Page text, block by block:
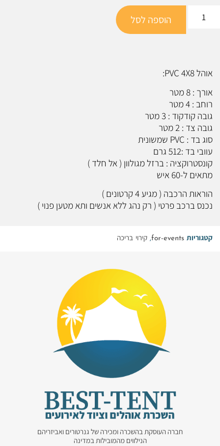
הוספה לסל
אוהל PVC 4X8:
אורך : 8 מטר
רוחב : 4 מטר
גובה קודקוד : 3 מטר
גובה צד : 2 מטר
סוג בד : PVC שמשונית
עוובי בד :512 גרם
קונסטרוקציה : ברזל מגולוון ( אל חלד )
מתאים ל-60 איש
הוראות הרכבה ( מגיע 4 קרטונים )
נכנס ברכב פרטי ( רק נהג ללא אנשים ותא מטען פנוי )
קטגוריות for-events
, קירוי בריכה
חברה העוסקת בהשכרה ומכירה של גנרטורים ואביזריהם
הנילווים מהמובילות במדינה